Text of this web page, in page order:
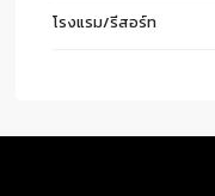
โรงแรม/รีสอร์ท